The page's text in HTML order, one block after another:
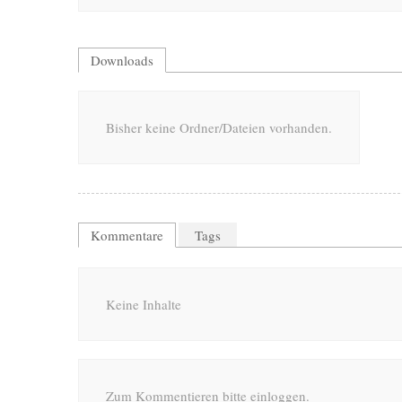
Downloads
Bisher keine Ordner/Dateien vorhanden.
Kommentare Tags
Keine Inhalte
Zum Kommentieren bitte einloggen.